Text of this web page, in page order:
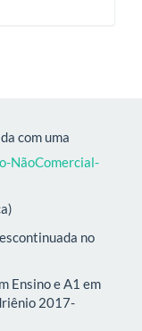
com uma
NãoComercial-
no
Ensino e A1 em
2017-